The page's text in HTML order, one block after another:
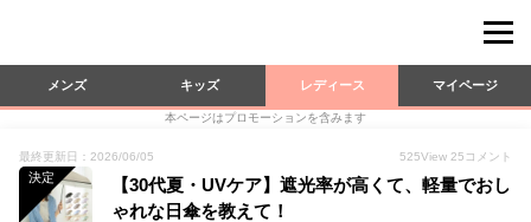
メンズ キッズ レディース マイページ
本ページはプロモーションを含みます
最終更新日：2026/06/05 525View 25 コメント
決定
【30代夏・UVケア】遮光率が高くて、軽量でおし
ゃれな日傘を教えて！